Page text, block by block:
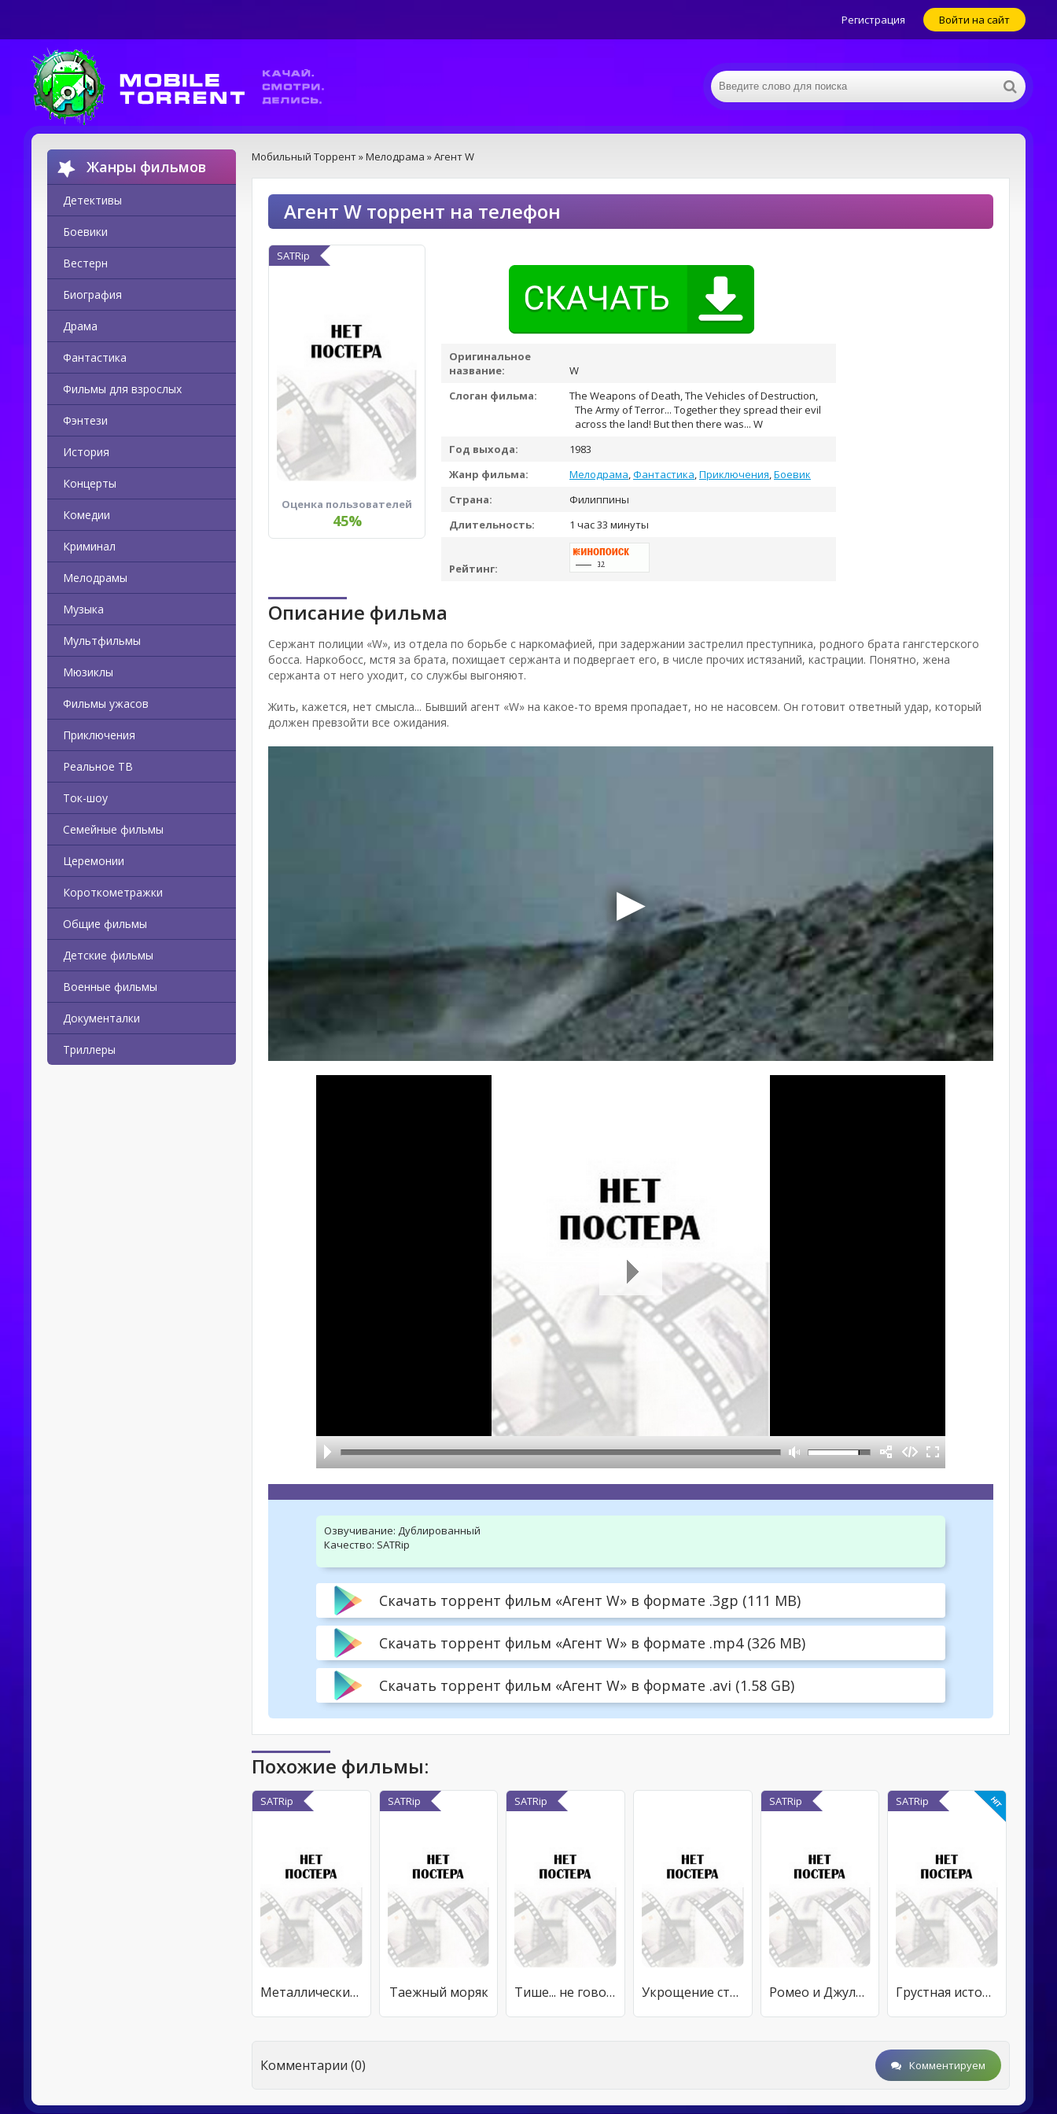
Регистрация Войти на сайт
Жанры фильмов
Детективы
Боевики
Вестерн
Биография
Драма
Фантастика
Фильмы для взрослых
Фэнтези
История
Концерты
Комедии
Криминал
Мелодрамы
Музыка
Мультфильмы
Мюзиклы
Фильмы ужасов
Приключения
Реальное ТВ
Ток-шоу
Семейные фильмы
Церемонии
Короткометражки
Общие фильмы
Детские фильмы
Военные фильмы
Документалки
Триллеры
Мобильный Торрент»Мелодрама » Агент W
Агент W торрент на телефон
SATRip
Оценка пользователей
45%
Оригинальное
название:
W
Слоган фильма:
The Weapons of Death, The Vehicles of Destruction,
The Army of Terror... Together they spread their evil
across the land! But then there was... W
Год выхода:
1983
Жанр фильма:
Мелодрама,Фантастика,Приключения,Боевик
Страна:
Филиппины
Длительность:
1 час 33 минуты
Рейтинг:
Описание фильма
Сержант полиции «W», из отдела по борьбе с наркомафией, при задержании застрелил преступника, родного брата гангстерского
босса. Наркобосс, мстя за брата, похищает сержанта и подвергает его, в числе прочих истязаний, кастрации. Понятно, жена
сержанта от него уходит, со службы выгоняют.
Жить, кажется, нет смысла... Бывший агент «W» на какое-то время пропадает, но не насовсем. Он готовит ответный удар, который
должен превзойти все ожидания.
Озвучивание: Дублированный
Качество: SATRip
Скачать торрент фильм «Агент W» в формате .3gp (111 MB)
Скачать торрент фильм «Агент W» в формате .mp4 (326 MB)
Скачать торрент фильм «Агент W» в формате .avi (1.58 GB)
Похожие фильмы:
SATRip
Металлический шторм: Крах Джаред-Сина
SATRip
Таежный моряк
SATRip
Тише... не говори никому Укрощение строптивой
SATRip
Ромео и Джульетта
SATRip
Грустная история
Комментарии (0) Комментируем